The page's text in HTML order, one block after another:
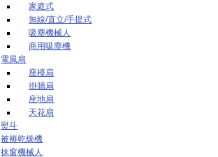
家庭式
無線/直立/手提式
吸塵機械人
商用吸塵機
電風扇
座檯扇
掛牆扇
座地扇
天花扇
熨斗
被褥乾燥機
抹窗機械人